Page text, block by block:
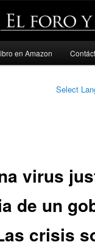
en Amazon
Select
virus
de un
crisis